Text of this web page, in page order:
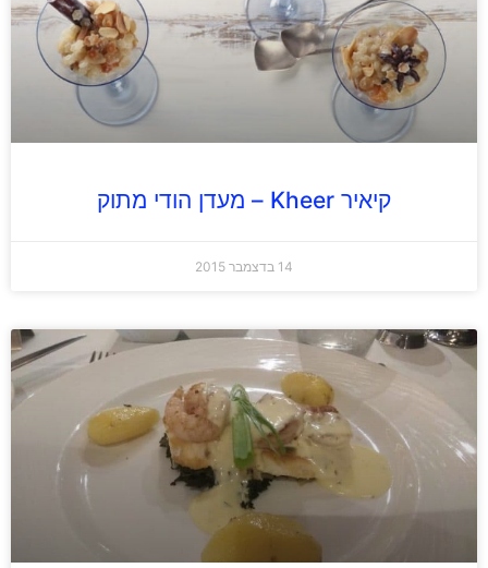
קיאיר Kheer – מעדן הודי מתוק
14 בדצמבר 2015